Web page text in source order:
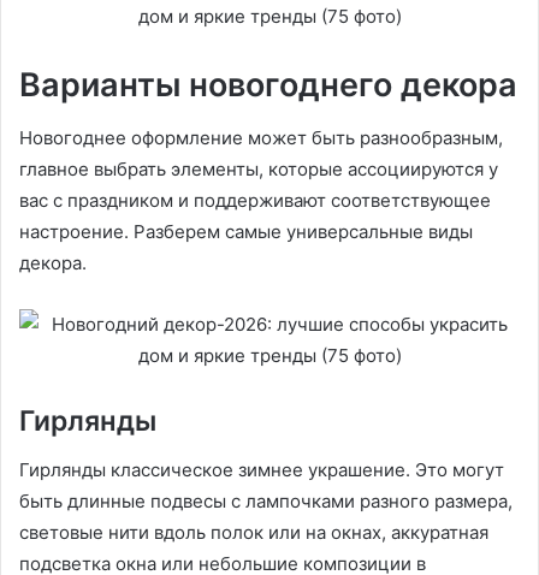
Варианты новогоднего декора
Новогоднее оформление может быть разнообразным,
главное выбрать элементы, которые ассоциируются у
вас с праздником и поддерживают соответствующее
настроение. Разберем самые универсальные виды
декора.
Гирлянды
Гирлянды классическое зимнее украшение. Это могут
быть длинные подвесы с лампочками разного размера,
световые нити вдоль полок или на окнах, аккуратная
подсветка окна или небольшие композиции в